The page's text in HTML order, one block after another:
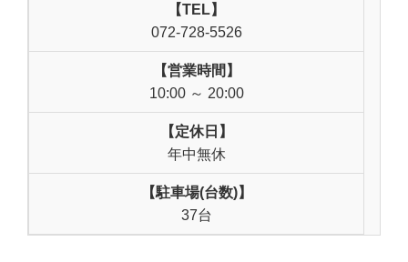
【TEL】
072-728-5526
【営業時間】
10:00 ～ 20:00
【定休日】
年中無休
【駐車場(台数)】
37台